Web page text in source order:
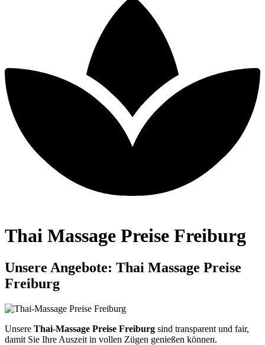
Thai Massage Preise Freiburg
Unsere Angebote: Thai Massage Preise
Freiburg
Unsere Thai-Massage Preise Freiburg sind transparent und fair,
damit Sie Ihre Auszeit in vollen Zügen genießen können.